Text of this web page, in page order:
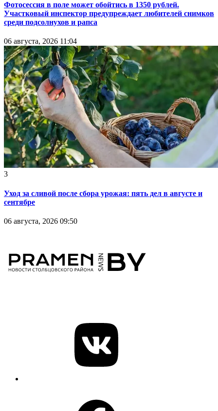
Фотосессия в поле может обойтись в 1350 рублей.
Участковый инспектор предупреждает любителей снимков
среди подсолнухов и рапса
06 августа, 2026 11:04
3
Уход за сливой после сбора урожая: пять дел в августе и
сентябре
06 августа, 2026 09:50